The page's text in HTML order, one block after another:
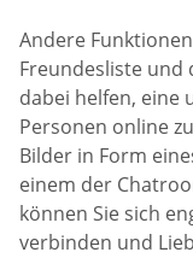
Andere
Freundesliste und
dabei helfen, eine
Personen online
Bilder in Form
einem der
können Sie sich
verbinden und